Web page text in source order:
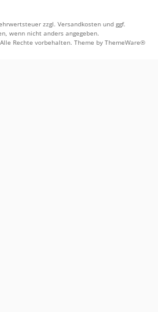
zzgl. Versandkosten und ggf.
wenn nicht anders angegeben.
Rechte vorbehalten. Theme by ThemeWare®